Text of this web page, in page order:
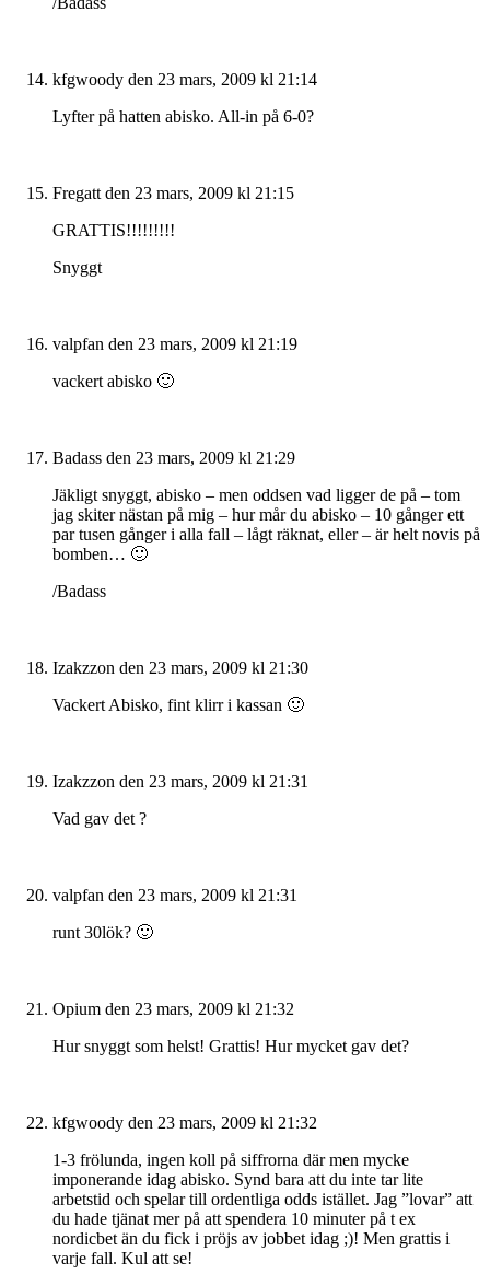
kfgwoody den 23 mars, 2009 kl 21:14
Lyfter på hatten abisko. All-in på 6-0?
Fregatt den 23 mars, 2009 kl 21:15
GRATTIS!!!!!!!!!
Snyggt
valpfan den 23 mars, 2009 kl 21:19
vackert abisko 🙂
Badass den 23 mars, 2009 kl 21:29
Jäkligt snyggt, abisko – men oddsen vad ligger de på – tom
jag skiter nästan på mig – hur mår du abisko – 10 gånger ett
par tusen gånger i alla fall – lågt räknat, eller – är helt novis på
bomben… 🙂
/Badass
Izakzzon den 23 mars, 2009 kl 21:30
Vackert Abisko, fint klirr i kassan 🙂
Izakzzon den 23 mars, 2009 kl 21:31
Vad gav det ?
valpfan den 23 mars, 2009 kl 21:31
runt 30lök? 🙂
Opium den 23 mars, 2009 kl 21:32
Hur snyggt som helst! Grattis! Hur mycket gav det?
kfgwoody den 23 mars, 2009 kl 21:32
1-3 frölunda, ingen koll på siffrorna där men mycke
imponerande idag abisko. Synd bara att du inte tar lite
arbetstid och spelar till ordentliga odds istället. Jag ”lovar” att
du hade tjänat mer på att spendera 10 minuter på t ex
nordicbet än du fick i pröjs av jobbet idag ;)! Men grattis i
varje fall. Kul att se!